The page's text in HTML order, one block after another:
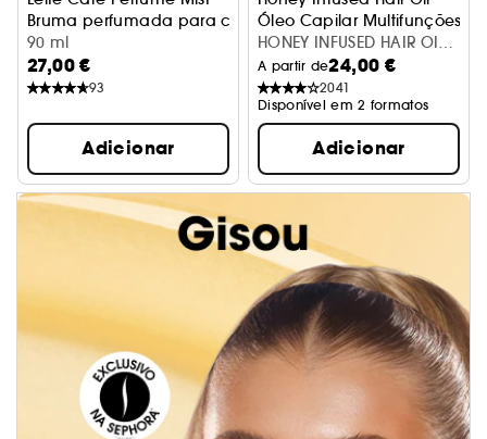
Bruma perfumada para corpo e cabelo
90 ml
27,00 €
93
Adicionar
Óleo Capilar Multifunções
HONEY INFUSED HAIR OIL
TRAVEL SIZE 50ML
A partir de24,00 €
2041
Disponível em 2 formatos
Adicionar